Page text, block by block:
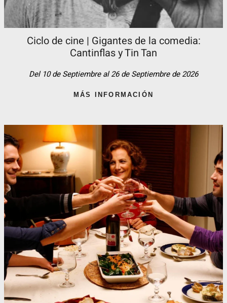
Ciclo de cine | Gigantes de la comedia:
Cantinflas y Tin Tan​
Del 10 de Septiembre al 26 de Septiembre de 2026
MÁS INFORMACIÓN